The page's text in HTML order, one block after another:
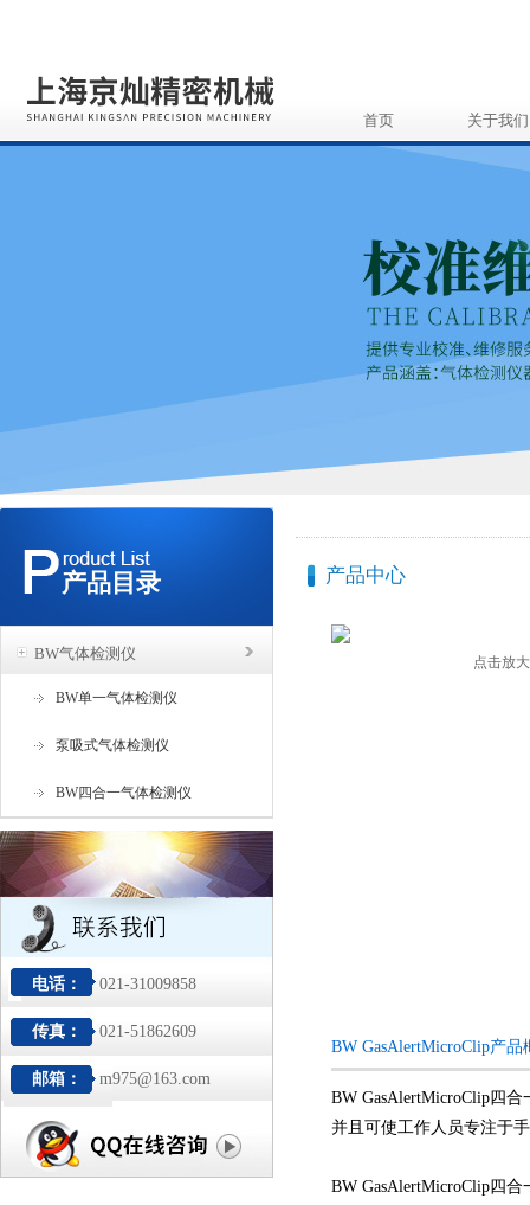
首页 关于我们
产品目录
BW气体检测仪
BW单一气体检测仪
泵吸式气体检测仪
BW四合一气体检测仪
电话： 021-31009858
传真： 021-51862609
邮箱： m975@163.com
产品中心
点击放大
BW GasAlertMicroClip产品
BW GasAlertMicroClip四
并且可使工作人员专注于
BW GasAlertMicroClip四